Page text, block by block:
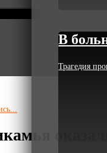
В
Трагедия